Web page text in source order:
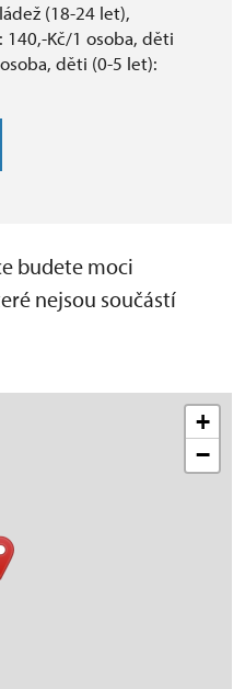
(18-24 let),
140,-Kč/1 osoba, děti
děti (0-5 let):
budete moci
nejsou součástí
+
−